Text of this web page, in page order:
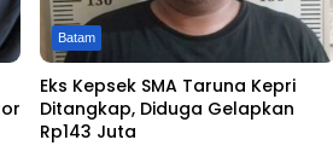
Batam
Eks Kepsek SMA Taruna Kepri
Ditangkap, Diduga Gelapkan
Rp143 Juta